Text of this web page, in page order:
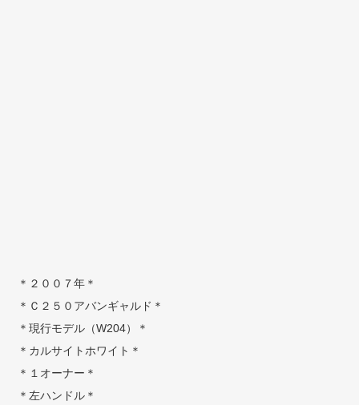
＊２００７年＊
＊Ｃ２５０アバンギャルド＊
＊現行モデル（W204）＊
＊カルサイトホワイト＊
＊１オーナー＊
＊左ハンドル＊